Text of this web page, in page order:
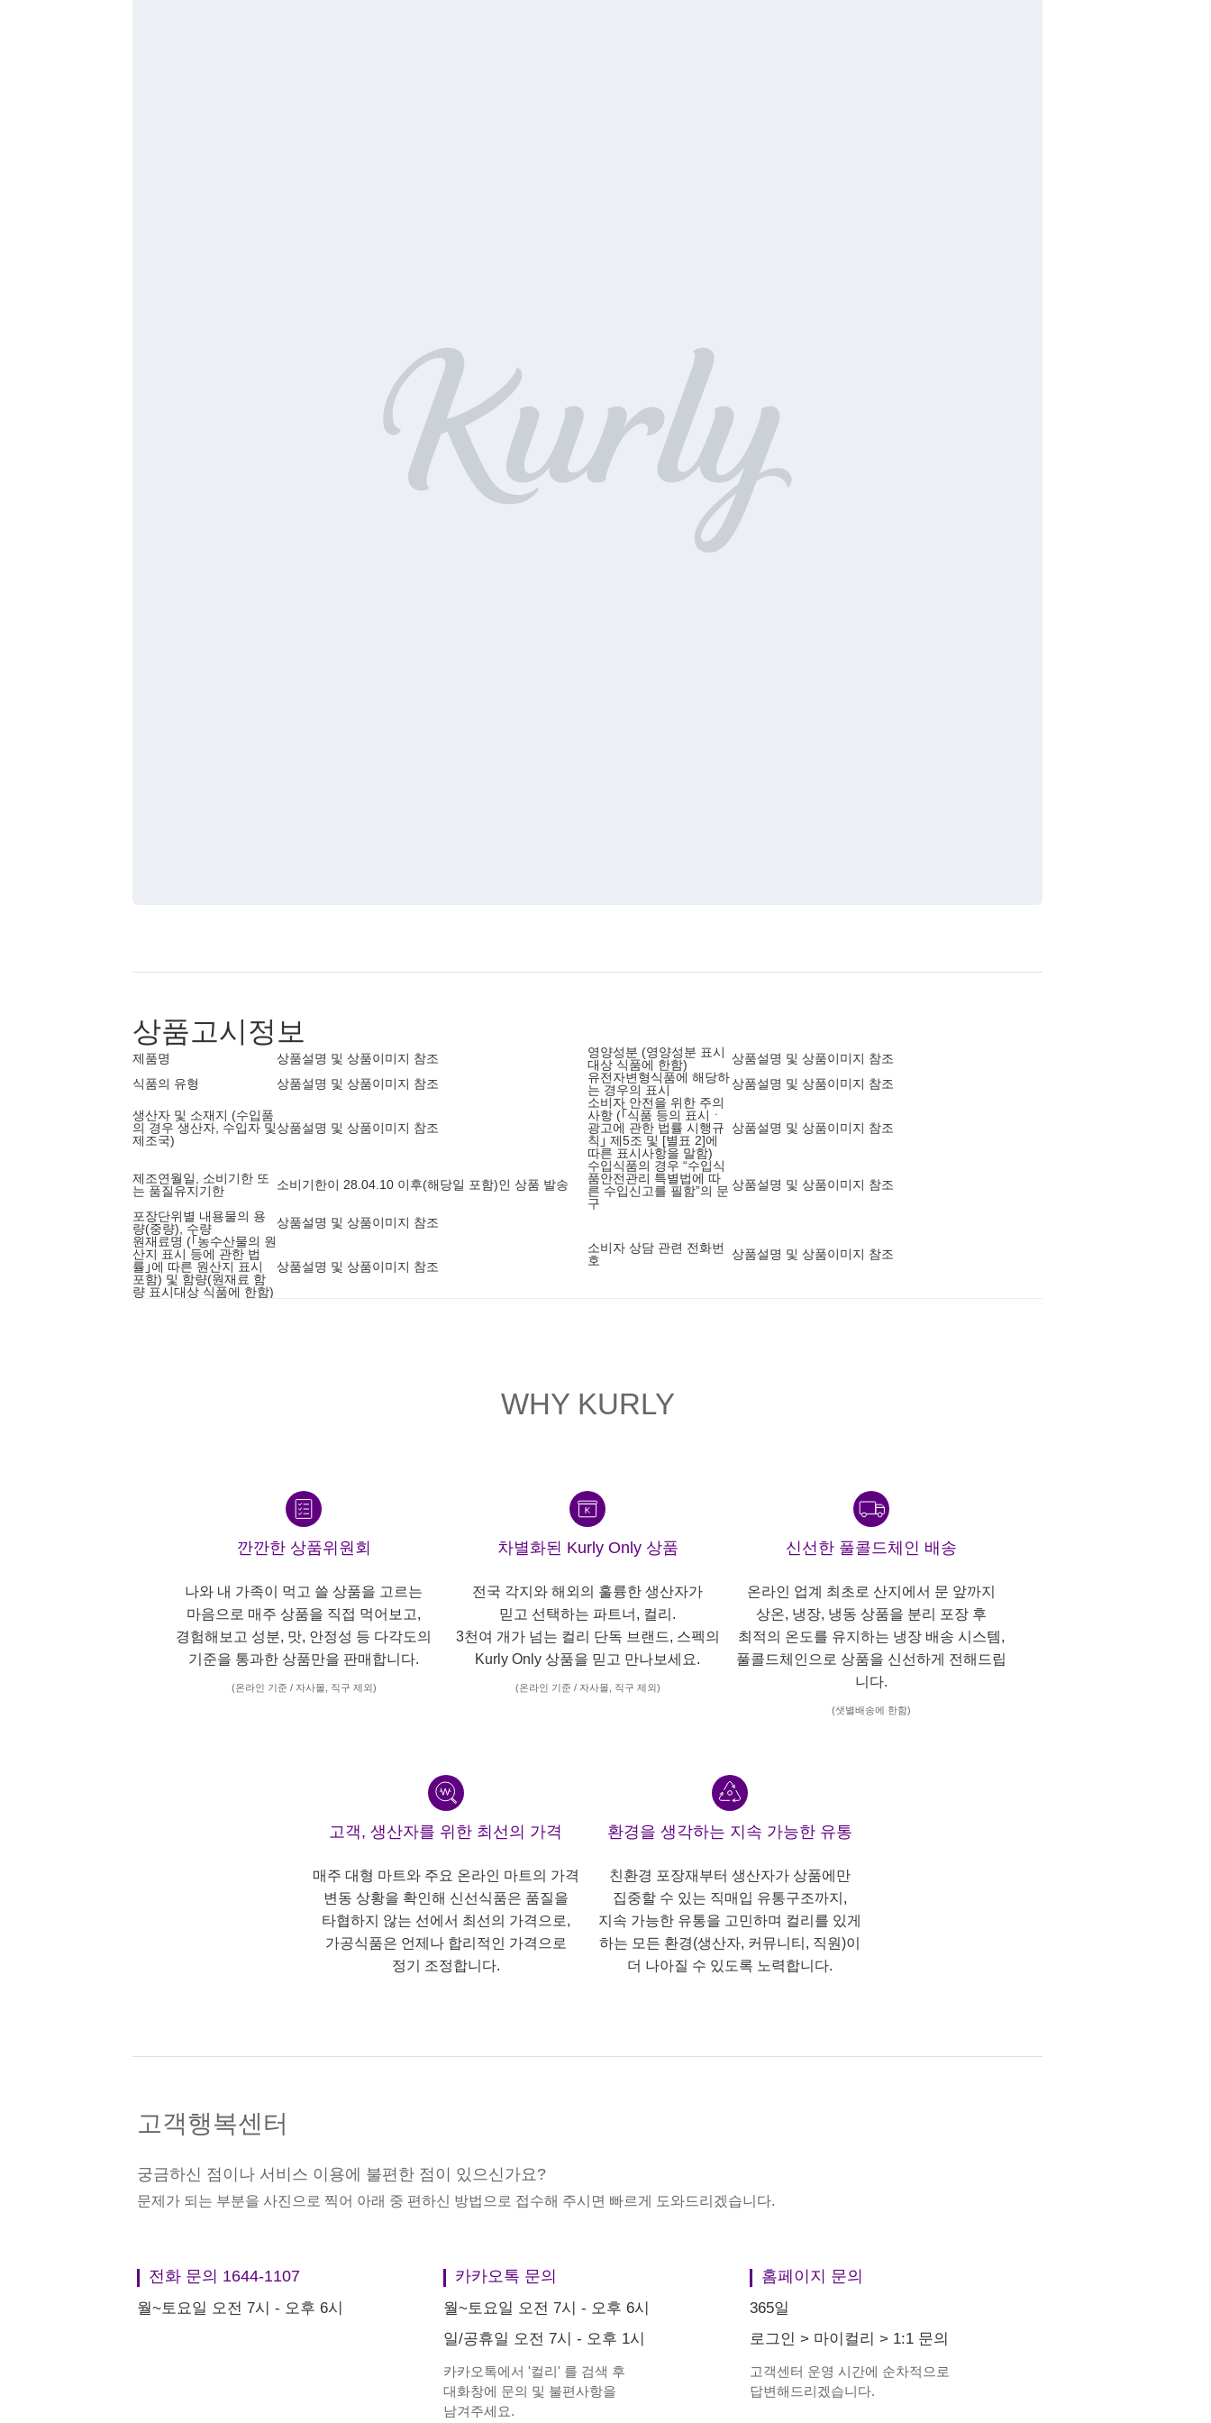
상품고시정보
제품명 상품설명 및 상품이미지 참조
영양성분 (영양성분 표시
대상 식품에 한함)
상품설명 및 상품이미지 참조
식품의 유형
상품설명 및 상품이미지 참조
유전자변형식품에 해당하
는 경우의 표시
상품설명 및 상품이미지 참조
생산자 및 소재지 (수입품
의 경우 생산자, 수입자 및
제조국)
상품설명 및 상품이미지 참조
소비자 안전을 위한 주의
사항 (｢식품 등의 표시ㆍ
광고에 관한 법률 시행규
칙｣ 제5조 및 [별표 2]에
따른 표시사항을 말함)
상품설명 및 상품이미지 참조
제조연월일, 소비기한 또
는 품질유지기한
소비기한이 28.04.10 이후(해당일 포함)인 상품 발송
수입식품의 경우 “수입식
품안전관리 특별법에 따
른 수입신고를 필함”의 문
구
상품설명 및 상품이미지 참조
포장단위별 내용물의 용
량(중량), 수량
상품설명 및 상품이미지 참조
소비자 상담 관련 전화번
호
상품설명 및 상품이미지 참조
원재료명 (｢농수산물의 원
산지 표시 등에 관한 법
률｣에 따른 원산지 표시
포함) 및 함량(원재료 함
량 표시대상 식품에 한함)
상품설명 및 상품이미지 참조
WHY KURLY
깐깐한 상품위원회
나와 내 가족이 먹고 쓸 상품을 고르는
마음으로 매주 상품을 직접 먹어보고,
경험해보고 성분, 맛, 안정성 등 다각도의
기준을 통과한 상품만을 판매합니다.
(온라인 기준 / 자사몰, 직구 제외)
차별화된 Kurly Only 상품
전국 각지와 해외의 훌륭한 생산자가
믿고 선택하는 파트너, 컬리.
3천여 개가 넘는 컬리 단독 브랜드, 스펙의
Kurly Only 상품을 믿고 만나보세요.
(온라인 기준 / 자사몰, 직구 제외)
신선한 풀콜드체인 배송
온라인 업계 최초로 산지에서 문 앞까지
상온, 냉장, 냉동 상품을 분리 포장 후
최적의 온도를 유지하는 냉장 배송 시스템,
풀콜드체인으로 상품을 신선하게 전해드립
니다.
(샛별배송에 한함)
고객, 생산자를 위한 최선의 가격
매주 대형 마트와 주요 온라인 마트의 가격
변동 상황을 확인해 신선식품은 품질을
타협하지 않는 선에서 최선의 가격으로,
가공식품은 언제나 합리적인 가격으로
정기 조정합니다.
환경을 생각하는 지속 가능한 유통
친환경 포장재부터 생산자가 상품에만
집중할 수 있는 직매입 유통구조까지,
지속 가능한 유통을 고민하며 컬리를 있게
하는 모든 환경(생산자, 커뮤니티, 직원)이
더 나아질 수 있도록 노력합니다.
고객행복센터
궁금하신 점이나 서비스 이용에 불편한 점이 있으신가요?
문제가 되는 부분을 사진으로 찍어 아래 중 편하신 방법으로 접수해 주시면 빠르게 도와드리겠습니다.
전화 문의 1644-1107
월~토요일 오전 7시 - 오후 6시
카카오톡 문의
월~토요일 오전 7시 - 오후 6시
일/공휴일 오전 7시 - 오후 1시
카카오톡에서 '컬리' 를 검색 후
대화창에 문의 및 불편사항을
남겨주세요.
홈페이지 문의
365일
로그인 > 마이컬리 > 1:1 문의
고객센터 운영 시간에 순차적으로
답변해드리겠습니다.